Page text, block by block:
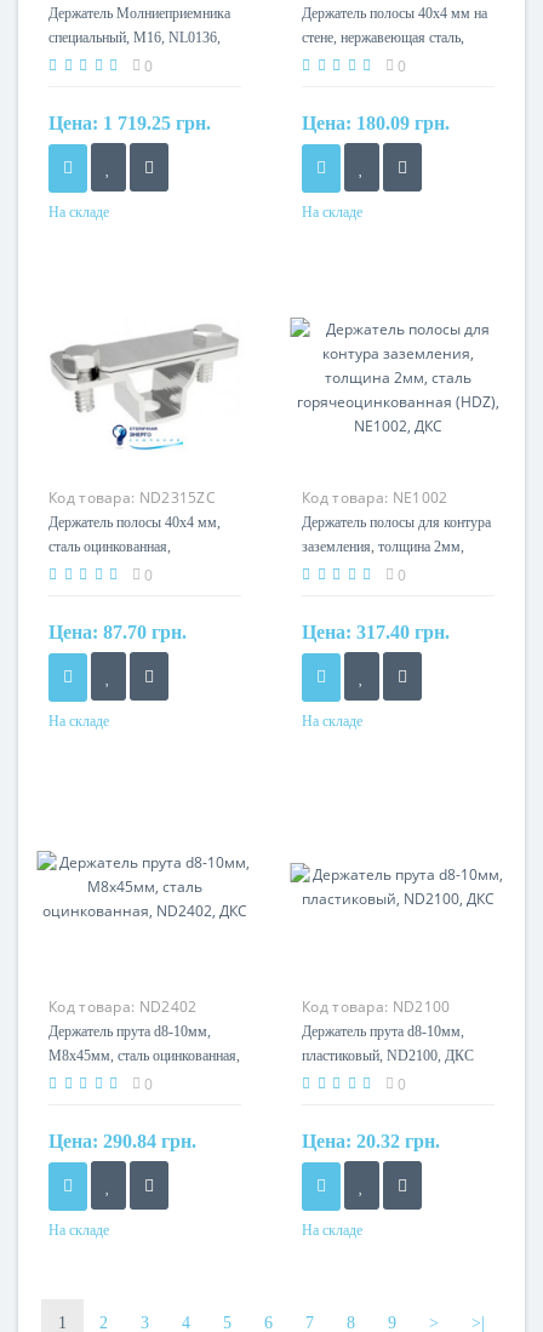
Держатель Молниеприемника
специальный, M16, NL0136,
ДКС
0
Цена: 1 719.25 грн.
На складе
Держатель полосы 40х4 мм на
стене, нержавеющая сталь,
ND2315NI, ДКС
0
Цена: 180.09 грн.
На складе
Код товара: ND2315ZC
Держатель полосы 40х4 мм,
сталь оцинкованная,
ND2315ZC, ДКС
0
Цена: 87.70 грн.
На складе
Код товара: NE1002
Держатель полосы для контура
заземления, толщина 2мм,
сталь горячеоцинкованная
0
Цена: 317.40 грн.
На складе
Код товара: ND2402
Держатель прута d8-10мм,
М8х45мм, сталь оцинкованная,
ND2402, ДКС 0
Цена: 290.84 грн.
На складе
Код товара: ND2100
Держатель прута d8-10мм,
пластиковый, ND2100, ДКС
0
Цена: 20.32 грн.
На складе
1 2 3 4 5 6 7 8 9 > >|